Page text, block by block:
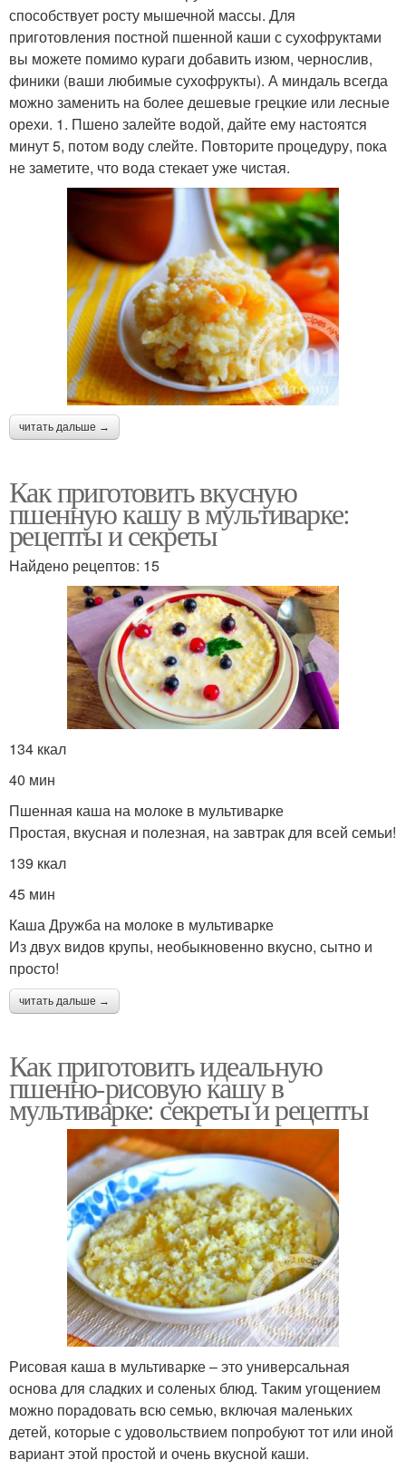
способствует росту мышечной массы. Для
приготовления постной пшенной каши с сухофруктами
вы можете помимо кураги добавить изюм, чернослив,
финики (ваши любимые сухофрукты). А миндаль всегда
можно заменить на более дешевые грецкие или лесные
орехи. 1. Пшено залейте водой, дайте ему настоятся
минут 5, потом воду слейте. Повторите процедуру, пока
не заметите, что вода стекает уже чистая.
читать дальше →
Как приготовить вкусную
пшенную кашу в мультиварке:
рецепты и секреты
Найдено рецептов: 15
134 ккал
40 мин
Пшенная каша на молоке в мультиварке
Простая, вкусная и полезная, на завтрак для всей семьи!
139 ккал
45 мин
Каша Дружба на молоке в мультиварке
Из двух видов крупы, необыкновенно вкусно, сытно и
просто!
читать дальше →
Как приготовить идеальную
пшенно-рисовую кашу в
мультиварке: секреты и рецепты
Рисовая каша в мультиварке – это универсальная
основа для сладких и соленых блюд. Таким угощением
можно порадовать всю семью, включая маленьких
детей, которые с удовольствием попробуют тот или иной
вариант этой простой и очень вкусной каши.